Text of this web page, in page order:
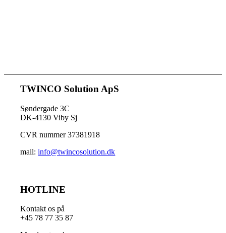
TWINCO Solution ApS
Søndergade 3C
DK-4130 Viby Sj
CVR nummer 37381918
mail:info@twincosolution.dk
HOTLINE
Kontakt os på
+45 78 77 35 87